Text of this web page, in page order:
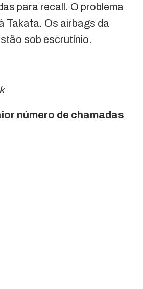
para recall. O problema
Takata. Os airbags da
sob escrutínio.
número de chamadas